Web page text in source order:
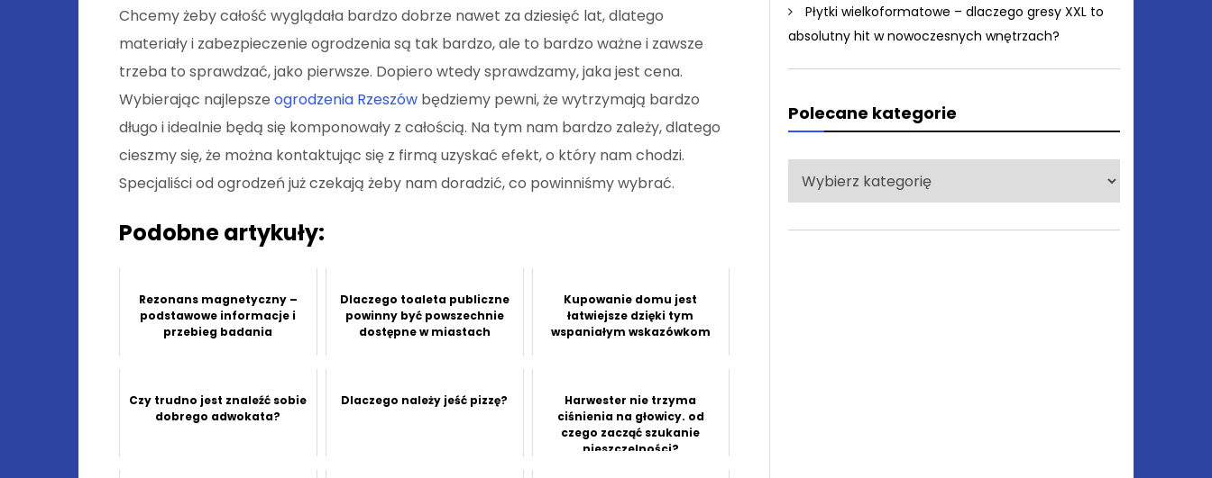
Chcemy żeby całość wyglądała bardzo dobrze nawet za dziesięć lat, dlatego
materiały i zabezpieczenie ogrodzenia są tak bardzo, ale to bardzo ważne i zawsze
trzeba to sprawdzać, jako pierwsze. Dopiero wtedy sprawdzamy, jaka jest cena.
Wybierając najlepsze ogrodzenia Rzeszów będziemy pewni, że wytrzymają bardzo
długo i idealnie będą się komponowały z całością. Na tym nam bardzo zależy, dlatego
cieszmy się, że można kontaktując się z firmą uzyskać efekt, o który nam chodzi.
Specjaliści od ogrodzeń już czekają żeby nam doradzić, co powinniśmy wybrać.
Podobne artykuły:
Rezonans magnetyczny –
podstawowe informacje i
przebieg badania
Dlaczego toaleta publiczne
powinny być powszechnie
dostępne w miastach
Kupowanie domu jest
łatwiejsze dzięki tym
wspaniałym wskazówkom
Czy trudno jest znaleźć sobie
dobrego adwokata?
Dlaczego należy jeść pizzę?
Harwester nie trzyma
ciśnienia na głowicy. od
czego zacząć szukanie
nieszczelności?
Płytki wielkoformatowe – dlaczego gresy XXL to
absolutny hit w nowoczesnych wnętrzach?
Polecane kategorie
Polecane
kategorie